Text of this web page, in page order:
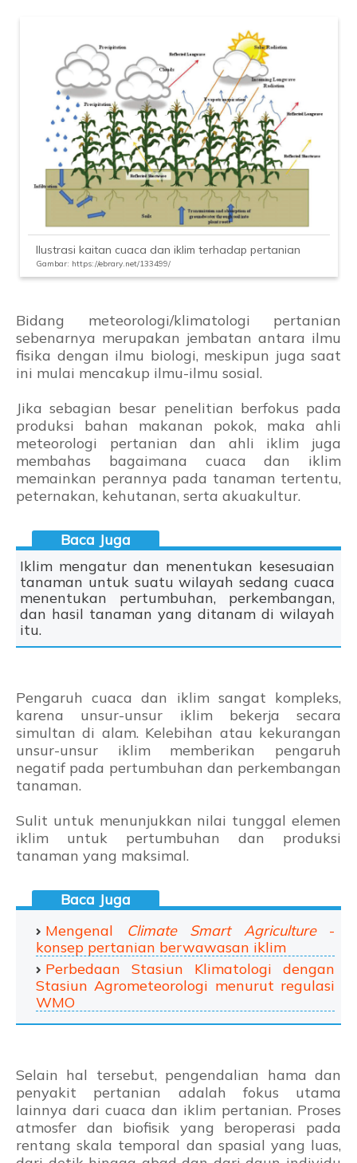
Ilustrasi kaitan cuaca dan iklim terhadap pertanian
Gambar: https://ebrary.net/133499/
Bidang meteorologi/klimatologi pertanian
sebenarnya merupakan jembatan antara ilmu
fisika dengan ilmu biologi, meskipun juga saat
ini mulai mencakup ilmu-ilmu sosial.
Jika sebagian besar penelitian berfokus pada
produksi bahan makanan pokok, maka ahli
meteorologi pertanian dan ahli iklim juga
membahas bagaimana cuaca dan iklim
memainkan perannya pada tanaman tertentu,
peternakan, kehutanan, serta akuakultur.
Iklim mengatur dan menentukan kesesuaian
tanaman untuk suatu wilayah sedang cuaca
menentukan pertumbuhan, perkembangan,
dan hasil tanaman yang ditanam di wilayah
itu.
Pengaruh cuaca dan iklim sangat kompleks,
karena unsur-unsur iklim bekerja secara
simultan di alam. Kelebihan atau kekurangan
unsur-unsur iklim memberikan pengaruh
negatif pada pertumbuhan dan perkembangan
tanaman.
Sulit untuk menunjukkan nilai tunggal elemen
iklim untuk pertumbuhan dan produksi
tanaman yang maksimal.
Mengenal Climate Smart Agriculture-
konsep pertanian berwawasan iklim
Perbedaan Stasiun Klimatologi dengan
Stasiun Agrometeorologi menurut regulasi
WMO
Selain hal tersebut, pengendalian hama dan
penyakit pertanian adalah fokus utama
lainnya dari cuaca dan iklim pertanian. Proses
atmosfer dan biofisik yang beroperasi pada
rentang skala temporal dan spasial yang luas,